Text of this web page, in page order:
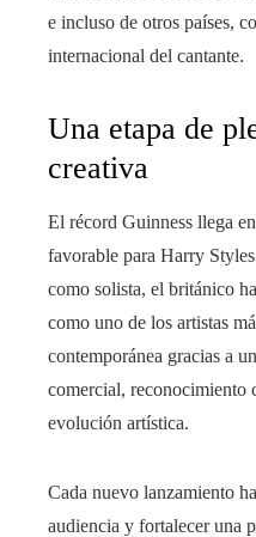
e incluso de otros países,
internacional del cantante.
Una etapa de
creativa
El récord Guinness llega
favorable para Harry
como solista, el británico
como uno de los artistas
contemporánea gracias a
comercial, reconocimiento
evolución artística.
Cada nuevo lanzamiento
audiencia y fortalecer una